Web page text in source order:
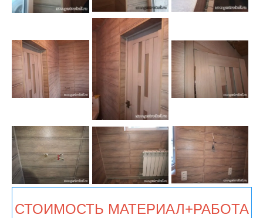
СТОИМОСТЬ МАТЕРИАЛ+РАБОТА